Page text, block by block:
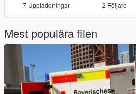
7 Uppladdningar 2 Följare
Mest populära filen